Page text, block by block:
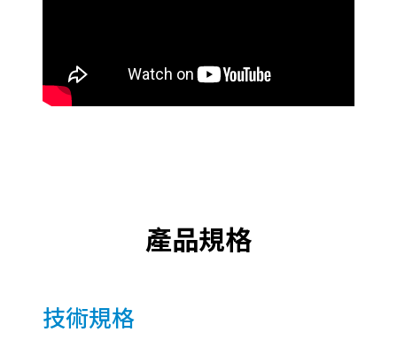
產品規格
技術規格